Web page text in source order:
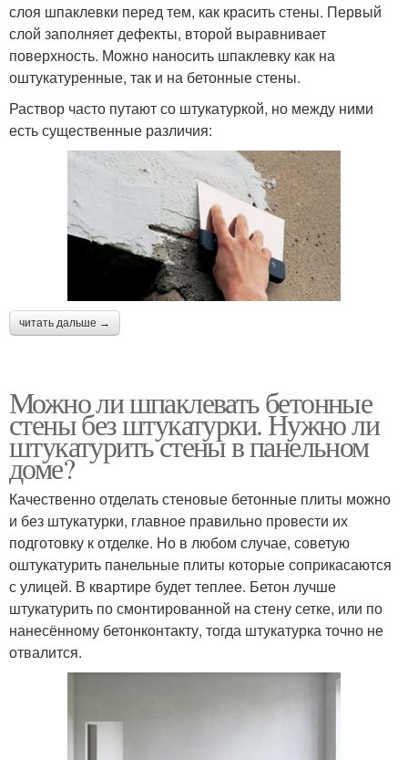
слоя шпаклевки перед тем, как красить стены. Первый
слой заполняет дефекты, второй выравнивает
поверхность. Можно наносить шпаклевку как на
оштукатуренные, так и на бетонные стены.
Раствор часто путают со штукатуркой, но между ними
есть существенные различия:
читать дальше →
Можно ли шпаклевать бетонные
стены без штукатурки. Нужно ли
штукатурить стены в панельном
доме?
Качественно отделать стеновые бетонные плиты можно
и без штукатурки, главное правильно провести их
подготовку к отделке. Но в любом случае, советую
оштукатурить панельные плиты которые соприкасаются
с улицей. В квартире будет теплее. Бетон лучше
штукатурить по смонтированной на стену сетке, или по
нанесённому бетонконтакту, тогда штукатурка точно не
отвалится.